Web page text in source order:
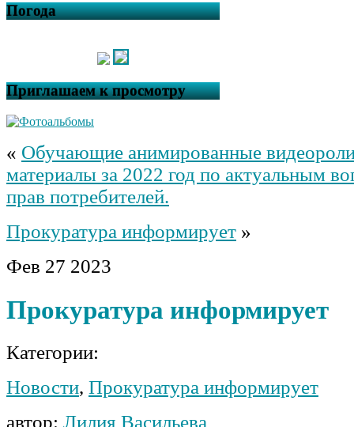
Погода
Приглашаем к просмотру
« Обучающие анимированные
материалы за 2022 год по актуальным
прав потребителей.
Прокуратура информирует »
Фев 27 2023
Прокуратура информирует
Категории:
Новости, Прокуратура информирует
автор: Лилия Васильева